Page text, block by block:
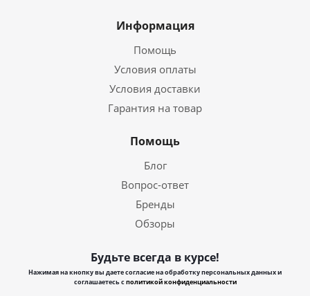
Информация
Помощь
Условия оплаты
Условия доставки
Гарантия на товар
Помощь
Блог
Вопрос-ответ
Бренды
Обзоры
Будьте всегда в курсе!
Нажимая на кнопку вы даете согласие на обработку персональных данных и
соглашаетесь сполитикой конфиденциальности